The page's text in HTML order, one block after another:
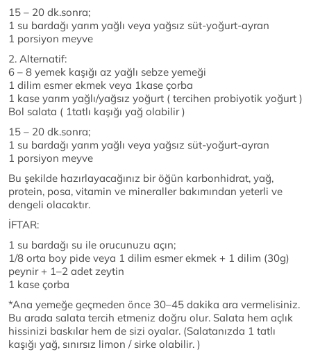
15 – 20 dk.sonra;
1 su bardağı yarım yağlı veya yağsız süt-yoğurt-ayran
1 porsiyon meyve
2. Alternatif:
6 – 8 yemek kaşığı az yağlı sebze yemeği
1 dilim esmer ekmek veya 1kase çorba
1 kase yarım yağlı/yağsız yoğurt ( tercihen probiyotik yoğurt )
Bol salata ( 1tatlı kaşığı yağ olabilir )
15 – 20 dk.sonra;
1 su bardağı yarım yağlı veya yağsız süt-yoğurt-ayran
1 porsiyon meyve
Bu şekilde hazırlayacağınız bir öğün karbonhidrat, yağ,
protein, posa, vitamin ve mineraller bakımından yeterli ve
dengeli olacaktır.
İFTAR:
1 su bardağı su ile orucunuzu açın;
1/8 orta boy pide veya 1 dilim esmer ekmek + 1 dilim (30g)
peynir + 1–2 adet zeytin
1 kase çorba
*Ana yemeğe geçmeden önce 30–45 dakika ara vermelisiniz.
Bu arada salata tercih etmeniz doğru olur. Salata hem açlık
hissinizi baskılar hem de sizi oyalar. (Salatanızda 1 tatlı
kaşığı yağ, sınırsız limon / sirke olabilir. )